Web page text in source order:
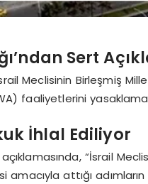
Sert
Meclisinin Birleşmiş
faaliyetlerini
İhlal Ediliyor
açıklamasında, “İsrail
attığı